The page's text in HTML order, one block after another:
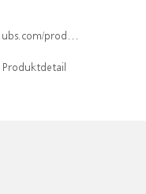
index/isin/DE000WA083W3
Produktdetail